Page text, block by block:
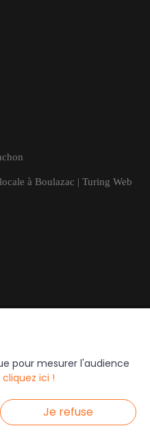
à Boulazac | Turing Web
par Turing Web
pour mesurer l'audience
cliquez ici !
Je refuse